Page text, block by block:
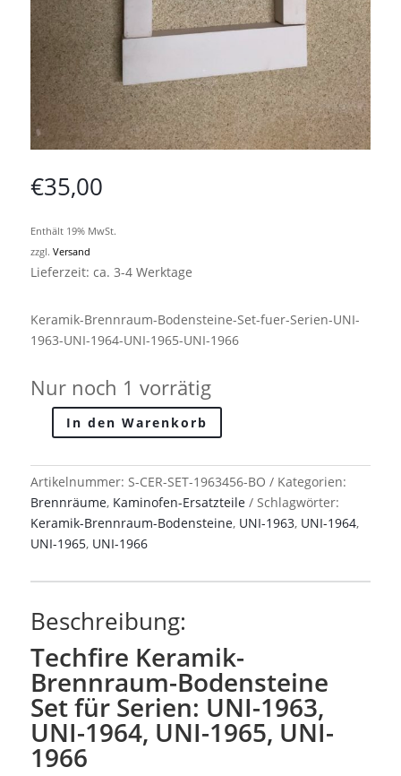
€35,00
Enthält 19% MwSt.
zzgl. Versand
Lieferzeit: ca. 3-4 Werktage
Keramik-Brennraum-Bodensteine-Set-fuer-Serien-UNI-
1963-UNI-1964-UNI-1965-UNI-1966
Nur noch 1 vorrätig
Techfire
Brennraum-
UNI-
UNI-
1965,
UNI-
1966
Menge
In den Warenkorb
Artikelnummer: S-CER-SET-1963456-BO
Kategorien:
Brennräume, Kaminofen-Ersatzteile
Schlagwörter:
Keramik-Brennraum-Bodensteine, UNI-1963, UNI-1964,
UNI-1965, UNI-1966
Beschreibung:
Techfire Keramik-
Brennraum-Bodensteine
Set für Serien: UNI-1963,
UNI-1964, UNI-1965, UNI-
1966